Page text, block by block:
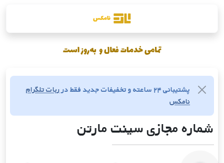
پشتیبانی ۲۴ ساعته و تخفیفات جدید فقط در
ربات تلگرام
نامکس
شماره مجازی سینت مارتن